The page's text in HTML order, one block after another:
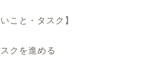
こと・タスク】
クを進める